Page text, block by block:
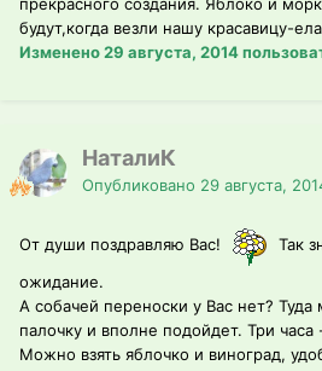
прекрасного создания. Яблоко и
будут,когда везли нашу красавицу-
Изменено29 августа, 2014
НаталиК
Опубликовано 29 августа,
От души поздравляю Вас!
Так
ожидание.
А собачей переноски у Вас нет? Туда
палочку и вполне подойдет. Три часа
Можно взять яблочко и виноград,